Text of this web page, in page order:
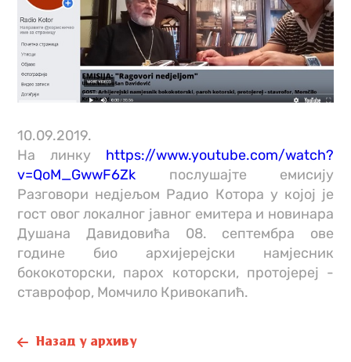
10.09.2019.
На линку https://www.youtube.com/watch?
v=QoM_GwwF6Zk послушајте емисију
Разгoвори недјељом Радио Котора у којој је
гост овог локалног јавног емитера и новинара
Душана Давидовића 08. септембра ове
године био архијерејски намјесник
бококоторски, парох которски, протојереј -
ставрофор, Момчило Кривокапић.
Назад у архиву